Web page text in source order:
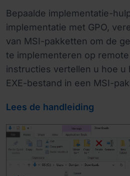
Bepaalde implementatie-
implementatie met GPO,
van MSI-pakketten om de
te implementeren op
instructies vertellen u hoe u
EXE-bestand in een MSI-
Lees de handleiding